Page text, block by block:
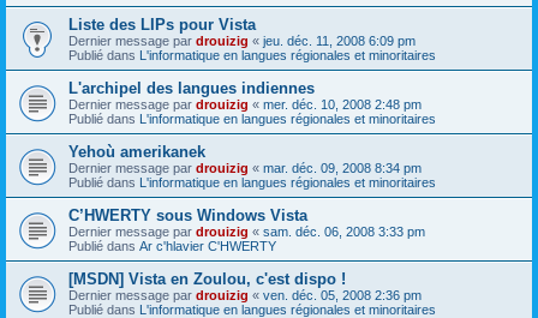
Liste des LIPs pour Vista
Dernier message par drouizig « jeu. déc. 11, 2008 6:09 pm
Publié dans L'informatique en langues régionales et minoritaires
L'archipel des langues indiennes
Dernier message par drouizig « mer. déc. 10, 2008 2:48 pm
Publié dans L'informatique en langues régionales et minoritaires
Yehoù amerikanek
Dernier message par drouizig « mar. déc. 09, 2008 8:34 pm
Publié dans L'informatique en langues régionales et minoritaires
C’HWERTY sous Windows Vista
Dernier message par drouizig « sam. déc. 06, 2008 3:33 pm
Publié dans Ar c'hlavier C'HWERTY
[MSDN] Vista en Zoulou, c'est dispo !
Dernier message par drouizig « ven. déc. 05, 2008 2:36 pm
Publié dans L'informatique en langues régionales et minoritaires